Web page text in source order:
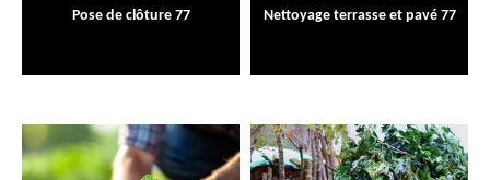
Pose de clôture 77 Nettoyage terrasse et pavé 77